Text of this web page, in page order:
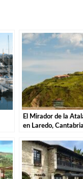
El Mirador de la
en Laredo,
la Costa Cántabra